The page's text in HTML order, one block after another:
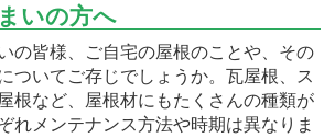
いの方へ
の皆様、ご自宅の屋根のことや、その
ついてご存じでしょうか。瓦屋根、ス
根など、屋根材にもたくさんの種類が
れメンテナンス方法や時期は異なりま